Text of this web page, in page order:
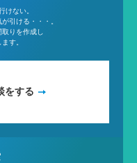
けない。
引ける・・・。
りを作成し
す。
をする